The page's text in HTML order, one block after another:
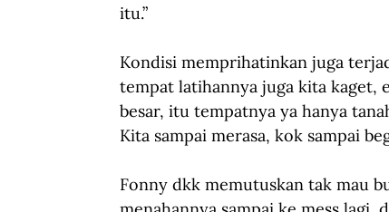
itu.”
Kondisi memprihatinkan juga
tempat latihannya juga kita kaget,
besar, itu tempatnya ya hanya
Kita sampai merasa, kok sampai
Fonny dkk memutuskan tak mau